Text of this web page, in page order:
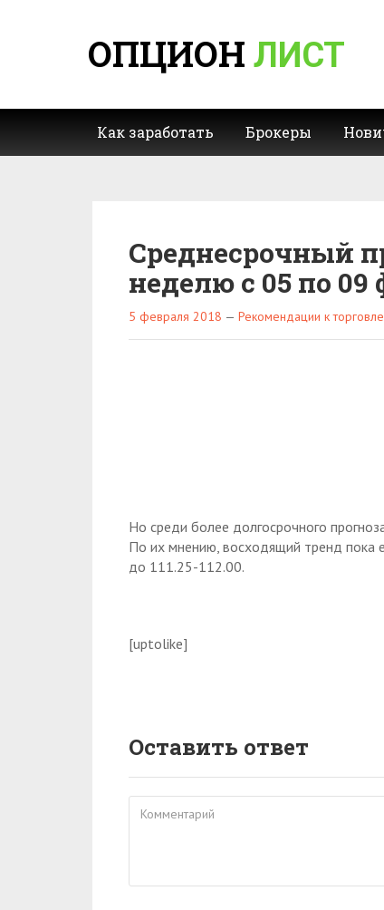
ОПЦИОН ЛИСТ
Как заработать Брокеры
Среднесрочный
неделю с 05 по 09
5 февраля 2018 — Рекомендации к торговле
Но среди более долгосрочного
По их мнению, восходящий тренд пока
до 111.25-112.00.
[uptolike]
Оставить ответ